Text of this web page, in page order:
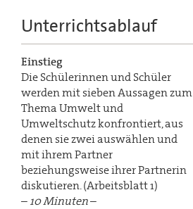
Unterrichtsablauf
Einstieg
Die Schülerinnen und Schüler
werden mit sieben Aussagen zum
Thema Umwelt und
Umweltschutz konfrontiert, aus
denen sie zwei auswählen und
mit ihrem Partner
beziehungsweise ihrer Partnerin
diskutieren. (Arbeitsblatt 1)
–10 Minuten–